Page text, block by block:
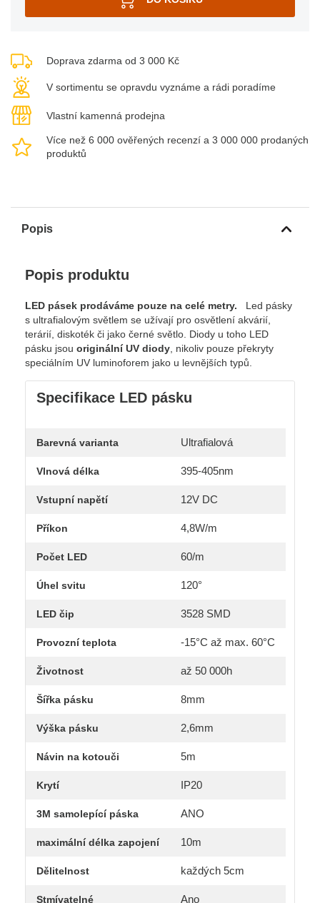
Doprava zdarma od 3 000 Kč
V sortimentu se opravdu vyznáme a rádi poradíme
Vlastní kamenná prodejna
Více než 6 000 ověřených recenzí a 3 000 000 prodaných
produktů
Popis
Popis produktu
LED pásek prodáváme pouze na celé metry. Led pásky
s ultrafialovým světlem se užívají pro osvětlení akvárií,
terárií, diskoték či jako černé světlo. Diody u toho LED
pásku jsou originální UV diody , nikoliv pouze překryty
speciálním UV luminoforem jako u levnějších typů.
Specifikace LED pásku
Barevná varianta Ultrafialová
Vlnová délka 395-405nm
Vstupní napětí 12V DC
Příkon 4,8W/m
Počet LED 60/m
Úhel svitu 120°
LED čip 3528 SMD
Provozní teplota -15°C až max. 60°C
Životnost až 50 000h
Šířka pásku 8mm
Výška pásku 2,6mm
Návin na kotouči 5m
Krytí IP20
3M samolepící páska ANO
maximální délka zapojení 10m
Dělitelnost každých 5cm
Stmívatelné Ano